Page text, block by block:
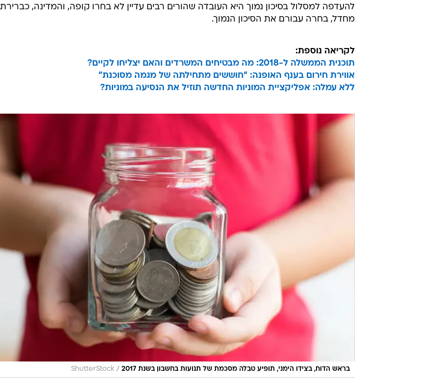
להעדפה למסלול בסיכון נמוך היא העובדה שהורים רבים עדיין לא בחרו קופה, והמדינה, כברירת
מחדל, בחרה עבורם את הסיכון הנמוך.
לקריאה נוספת:
תוכנית הממשלה ל-2018: מה מבטיחים המשרדים והאם יצליחו לקיים?
אווירת חירום בענף האופנה: "חוששים מתחילתה של מגמה מסוכנת"
ללא עמלה: אפליקציית המוניות החדשה תוזיל את הנסיעה במוניות?
בראש הדוח, בצידו הימני, תופיע טבלה מסכמת של תנועות בחשבון בשנת 2017 /
ShutterStock